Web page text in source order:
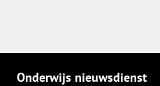
Onderwijs nieuwsdienst